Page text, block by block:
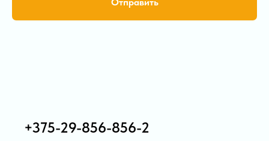
Отправить
+375-29-856-856-2